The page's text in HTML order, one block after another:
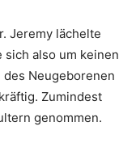
Jeremy lächelte
sich also um keinen
des Neugeborenen
Zumindest
genommen.